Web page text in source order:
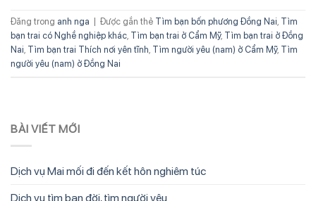
Đăng trong anh nga Được gắn thẻ Tìm bạn bốn phương Đồng Nai Tìm
bạn trai có Nghề nghiệp khác Tìm bạn trai ở Cẩm Mỹ, Tìm bạn trai ở Đồng
Nai Tìm bạn trai Thích nơi yên tĩnh Tìm người yêu (nam) ở Cẩm Mỹ, Tìm
người yêu (nam) ở Đồng Nai
BÀI VIẾT MỚI
Dịch vụ Mai mối đi đến kết hôn nghiêm túc
Dịch vụ tìm bạn đời, tìm người yêu